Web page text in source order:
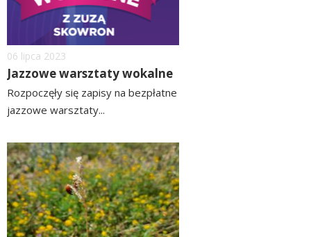
Dodano
06 lipca 2023
Jazzowe warsztaty wokalne
Rozpoczęły się zapisy na bezpłatne
jazzowe warsztaty...
więcej
image